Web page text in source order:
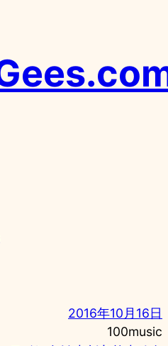
2016年10月16日
100music